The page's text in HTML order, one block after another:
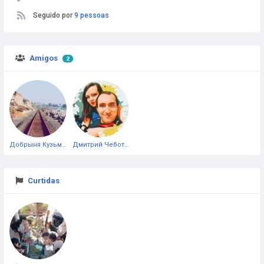
Seguido por 9 pessoas
Amigos 2
Дмитрий Чеботарёв
Curtidas